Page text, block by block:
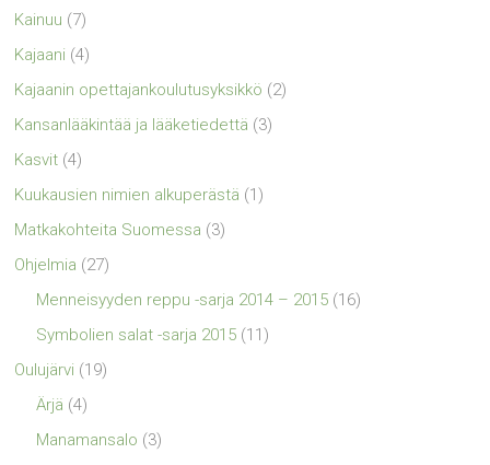
Kainuu (7)
Kajaani (4)
Kajaanin opettajankoulutusyksikkö (2)
Kansanlääkintää ja lääketiedettä (3)
Kasvit (4)
Kuukausien nimien alkuperästä (1)
Matkakohteita Suomessa (3)
Ohjelmia (27)
Menneisyyden reppu -sarja 2014 – 2015 (16)
Symbolien salat -sarja 2015 (11)
Oulujärvi (19)
Ärjä (4)
Manamansalo (3)